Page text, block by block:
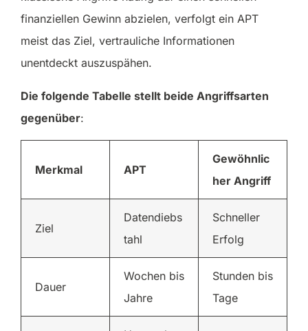
finanziellen Gewinn abzielen, verfolgt ein APT
meist das Ziel, vertrauliche Informationen
unentdeckt auszuspähen.
Die folgende Tabelle stellt beide Angriffsarten
gegenüber:
Merkmal APT
Gewöhnlic
her Angriff
Ziel
Datendiebs
tahl
Schneller
Erfolg
Dauer
Wochen bis
Jahre
Stunden bis
Tage